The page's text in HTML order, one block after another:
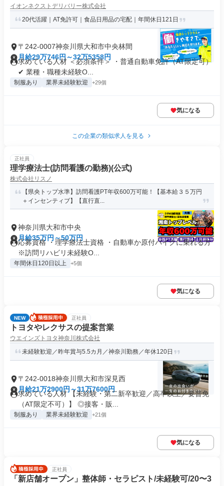
イオンネクストデリバリー株式会社
20代活躍｜AT免許可｜食品日用品の宅配｜年間休日121日
〒242-0007神奈川県大和市中央林間
月給29万746円～32万5358円
求めている人材 ＜必須条件＞ ・普通自動車免許（AT限定可）
✔ 業種・職種未経験O...
制服あり 業界未経験歓迎 +29個
気になる
この企業の類似求人を見る
正社員
理学療法士(訪問看護の勤務)(公式)
株式会社リスノ
【県央トップ水準】訪問看護PT年収600万可能！【基本給３５万円
＋インセンティブ】【直行直...
神奈川県大和市中央
月給35万円～50万円
応募資格 ・理学療法士資格 ・自動車か原付バイクに乗れる方
※訪問リハビリ未経験O...
年間休日120日以上 +5個
気になる
NEW 正社員
トヨタやレクサスの提案営業
ウエインズトヨタ神奈川株式会社
未経験歓迎／昨年賞与5.5カ月／神奈川勤務／年休120日
〒242-0018神奈川県大和市深見西
月給21万2900円～31万7600円
求めている人材 【未経験・第二新卒歓迎／高卒以上／要普免
（AT限定不可）】 ◎接客・販...
制服あり 業界未経験歓迎 +21個
気になる
正社員
「新店舗オープン」整体師・セラピスト/未経験可/20〜3